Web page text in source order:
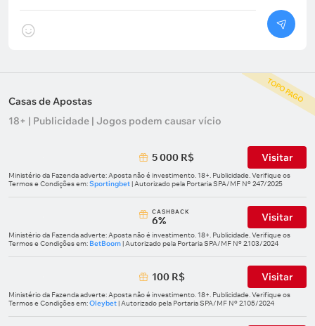
TOPO PAGO
Casas de Apostas
18+ | Publicidade | Jogos podem causar vício
5 000 R$ Visitar
Ministério da Fazenda adverte: Aposta não é investimento. 18+. Publicidade. Verifique os
Termos e Condições em:Sportingbet| Autorizado pela Portaria SPA/MF Nº 247/2025
СASHBACK
6% Visitar
Ministério da Fazenda adverte: Aposta não é investimento. 18+. Publicidade. Verifique os
Termos e Condições em: BetBoom| Autorizado pela Portaria SPA/MF Nº 2.103/2024
100 R$ Visitar
Ministério da Fazenda adverte: Aposta não é investimento. 18+. Publicidade. Verifique os
Termos e Condições em:Oleybet| Autorizado pela Portaria SPA/MF Nº 2.105/2024